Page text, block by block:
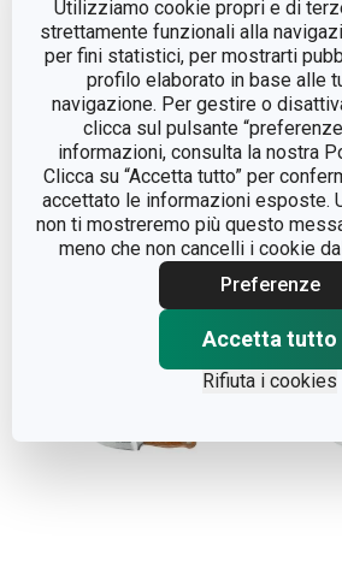
Utilizziamo cookie propri e di
strettamente funzionali alla
per fini statistici, per mostrarti
profilo elaborato in base alle
navigazione. Per gestire o
clicca sul pulsante
informazioni, consulta la nostra
Clicca su “Accetta tutto” per
accettato le informazioni esposte.
non ti mostreremo più questo
meno che non cancelli i cookie
Preferenze
Accetta tutto
Rifiuta i cookies
Novità
Pennello con estremità
per sigillare FEELWOOD
Visualizza
Novità
Mini
3